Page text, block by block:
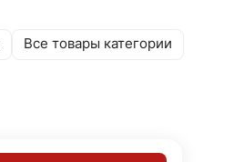
Все товары категории